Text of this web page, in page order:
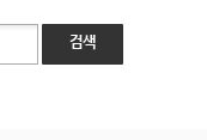
검색